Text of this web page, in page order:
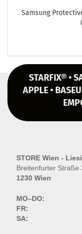
Sam­sung
STARFIX® •
APPLE •
STORE Wien -
Breitenfurter Straße
1230 Wien
MO–DO:
FR:
SA: